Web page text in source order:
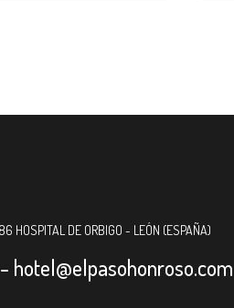
HOSPITAL DE ORBIGO - LEÓN (ESPAÑA)
hotel@elpasohonroso.com